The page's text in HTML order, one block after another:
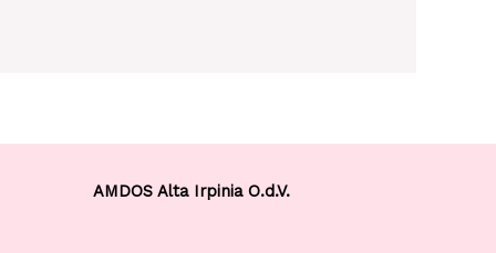
AMDOS Alta Irpinia O.d.V.